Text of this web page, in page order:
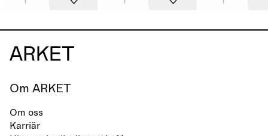
Om ARKET
Om oss
Karriär